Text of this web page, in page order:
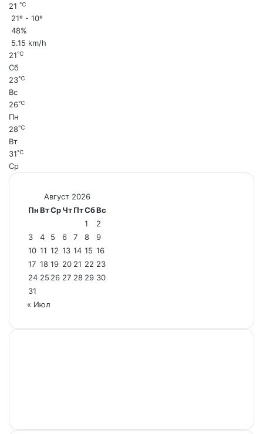
21 ℃
21º - 10º
48%
5.15 km/h
21℃
Сб
23℃
Вс
26℃
Пн
28℃
Вт
31℃
Ср
Август 2026
ПнВтСрЧтПтСбВс
1
2
3
4 5 6 7 8
9
10 11 12 13 14 15 16
17 18 19 20 21 22 23
24 25 26 27 28 29 30
31
« Июл